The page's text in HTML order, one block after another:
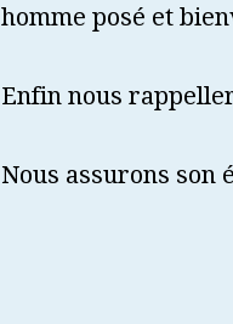
homme posé et
Enfin nous
Nous assurons son